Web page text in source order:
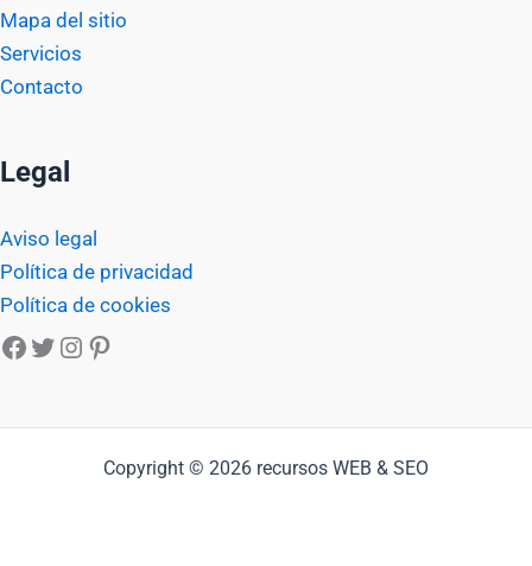
Mapa del sitio
Servicios
Contacto
Legal
Aviso legal
Política de privacidad
Política de cookies
Facebook
Twitter
Instagram
Pinterest
Copyright © 2026 recursos WEB & SEO